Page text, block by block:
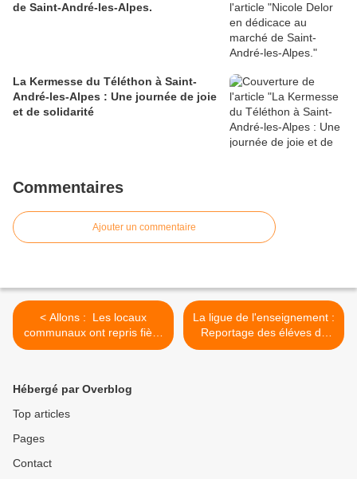
de Saint-André-les-Alpes.
La Kermesse du Téléthon à Saint-
André-les-Alpes : Une journée de joie
et de solidarité
Commentaires
Ajouter un commentaire
< Allons : Les locaux
communaux ont repris fière
allure !
La ligue de l'enseignement :
Reportage des éléves de
CM1 chez Mr Delbarre
Hébergé par Overblog
Top articles
Pages
Contact